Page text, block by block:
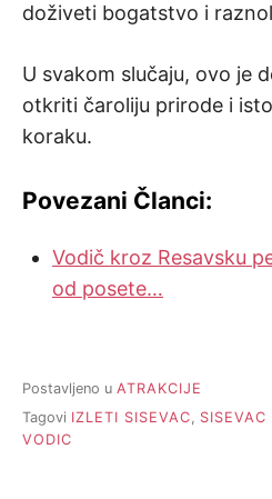
doživeti bogatstvo i
U svakom slučaju, ovo je
otkriti čaroliju prirode i
koraku.
Povezani Članci:
Vodič kroz Resavsku
od posete…
Postavljeno u ATRAKCIJE
Tagovi IZLETI SISEVAC SISEVAC
VODIC